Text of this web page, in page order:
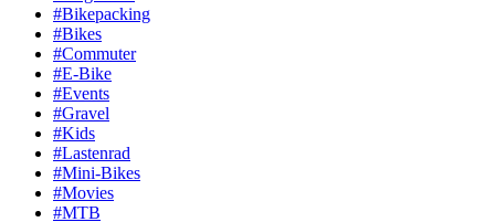
#Bikepacking
#Bikes
#Commuter
#E-Bike
#Events
#Gravel
#Kids
#Lastenrad
#Mini-Bikes
#Movies
#MTB